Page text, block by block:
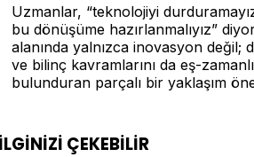
Uzmanlar, “teknolojiyi
bu dönüşüme hazırlanmalıyız”
alanında yalnızca inovasyon değil;
ve bilinç kavramlarını da eş-
bulunduran parçalı bir yaklaşım
ÇEKEBİLİR